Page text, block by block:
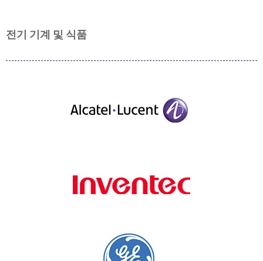
전기 기계 및 식품